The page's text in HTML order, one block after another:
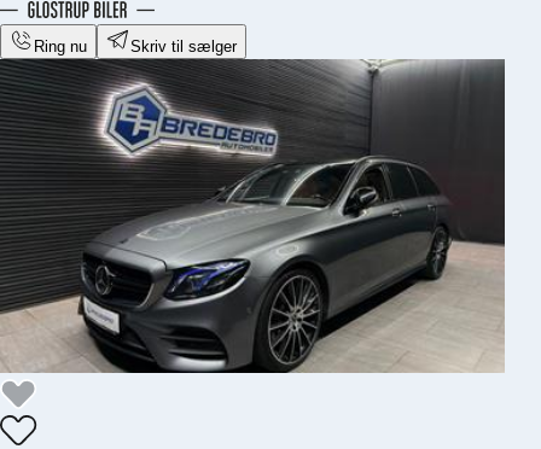
Ring nu Skriv til sælger